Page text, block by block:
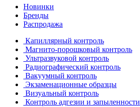
Новинки
Бренды
Распродажа
Капиллярный контроль
Магнито-порошковый контроль
Ультразвуковой контроль
Радиографический контроль
Вакуумный контроль
Экзаменационные образцы
Визуальный контроль
Контроль адгезии и запыленности